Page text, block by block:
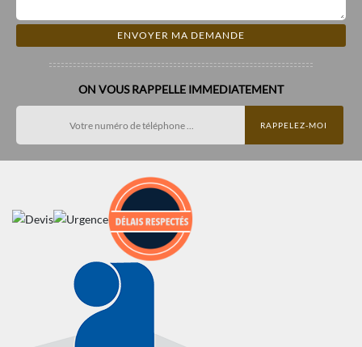
ON VOUS RAPPELLE IMMEDIATEMENT